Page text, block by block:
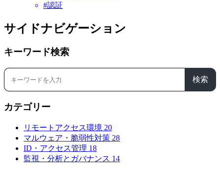
#認証
サイドナビゲーション
キーワード検索
検索
カテゴリー
リモートアクセス環境 20
マルウェア・脆弱性対策 28
ID・アクセス管理 18
監視・分析とガバナンス 14